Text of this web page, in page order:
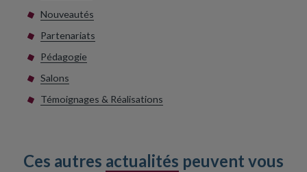
Nouveautés
Partenariats
Pédagogie
Salons
Témoignages & Réalisations
Ces autres actualités peuvent vous